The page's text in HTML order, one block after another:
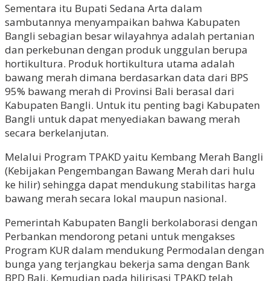
Sementara itu Bupati Sedana Arta dalam
sambutannya menyampaikan bahwa Kabupaten
Bangli sebagian besar wilayahnya adalah pertanian
dan perkebunan dengan produk unggulan berupa
hortikultura. Produk hortikultura utama adalah
bawang merah dimana berdasarkan data dari BPS
95% bawang merah di Provinsi Bali berasal dari
Kabupaten Bangli. Untuk itu penting bagi Kabupaten
Bangli untuk dapat menyediakan bawang merah
secara berkelanjutan.
Melalui Program TPAKD yaitu Kembang Merah Bangli
(Kebijakan Pengembangan Bawang Merah dari hulu
ke hilir) sehingga dapat mendukung stabilitas harga
bawang merah secara lokal maupun nasional.
Pemerintah Kabupaten Bangli berkolaborasi dengan
Perbankan mendorong petani untuk mengakses
Program KUR dalam mendukung Permodalan dengan
bunga yang terjangkau bekerja sama dengan Bank
BPD Bali. Kemudian pada hilirisasi TPAKD telah